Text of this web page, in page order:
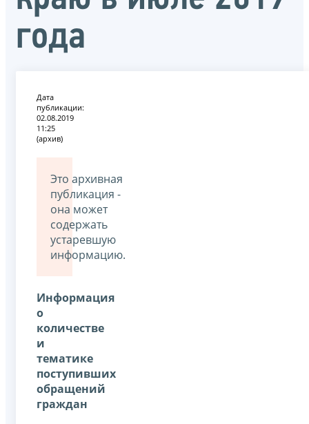
года
Дата
публикации:
02.08.2019
11:25
(архив)
Это архивная
публикация -
она может
содержать
устаревшую
информацию.
Информация
о
количестве
и
тематике
поступивших
обращений
граждан